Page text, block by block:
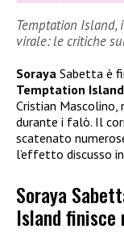
Temptation Island,
virale: le critiche
Soraya Sabetta è
Temptation
Cristian Mascolino,
durante i falò. Il
scatenato
l’effetto discusso
Soraya
Island finisce